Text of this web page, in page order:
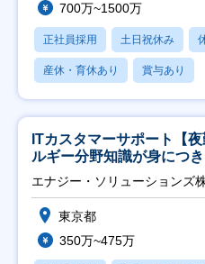
700万~1500万
正社員採用 土日祝休み
産休・育休あり 賞与あり
ITカスタマーサポート【
ルギー分野知識が身につき
エナジー・ソリューションズ
東京都
350万~475万